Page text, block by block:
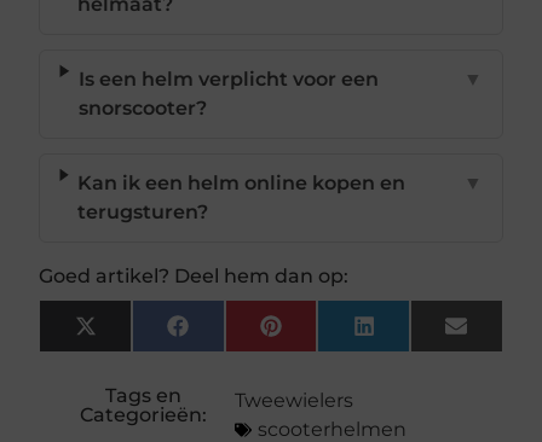
Is een helm verplicht voor een
snorscooter?
▼
Kan ik een helm online kopen en
terugsturen?
▼
Goed artikel? Deel hem dan op:
X
(Twitter)
FacebookPinterestLinkedInEmail
Tags en
Categorieën:
Tweewielers
scooterhelmen